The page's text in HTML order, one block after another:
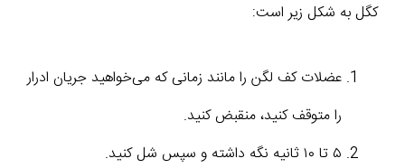
کگل به شکل زیر است:
عضلات کف لگن را مانند زمانی که می‌خواهید جریان ادرار
را متوقف کنید، منقبض کنید.
۵ تا ۱۰ ثانیه نگه داشته و سپس شل کنید.